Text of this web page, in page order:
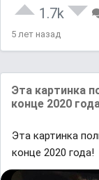
1.7k
5 лет назад
Эта картинка
конце 2020
Эта картинка
конце 2020 года!